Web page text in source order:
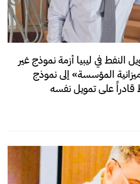
النفط في ليبيا أزمة نموذج غير
المؤسسة» إلى نموذج
على تمويل نفسه